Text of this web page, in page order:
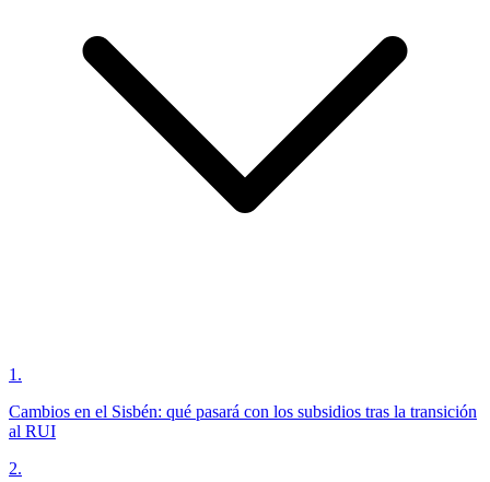
1 .
Cambios en el Sisbén: qué pasará con los subsidios tras la transición
al RUI
2.